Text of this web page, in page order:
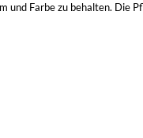
und Farbe zu behalten. Die